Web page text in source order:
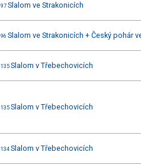
97 Slalom ve Strakonicích
96 Slalom ve Strakonicích + Český pohár
135 Slalom v Třebechovicích
135 Slalom v Třebechovicích
134 Slalom v Třebechovicích